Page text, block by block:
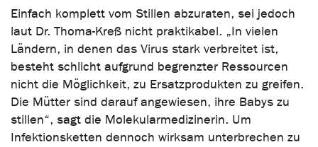
Einfach komplett vom Stillen abzuraten, sei jedoch
laut Dr. Thoma-Kreß nicht praktikabel. „In vielen
Ländern, in denen das Virus stark verbreitet ist,
besteht schlicht aufgrund begrenzter Ressourcen
nicht die Möglichkeit, zu Ersatzprodukten zu greifen.
Die Mütter sind darauf angewiesen, ihre Babys zu
stillen“, sagt die Molekularmedizinerin. Um
Infektionsketten dennoch wirksam unterbrechen zu